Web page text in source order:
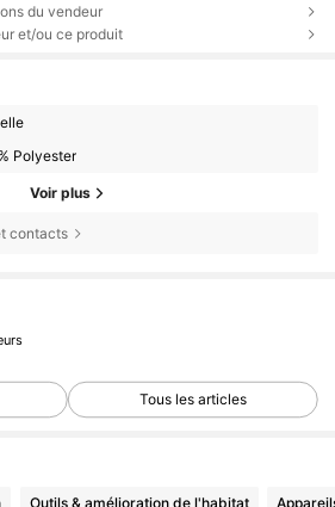
du vendeur
et/ou ce produit
Polyester
Voir plus
contacts
Tous les articles
Outils & amélioration de l'habitat